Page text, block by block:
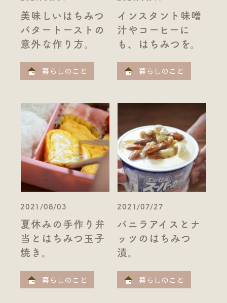
美味しいはちみつ
バタートーストの
意外な作り方。
暮らしのこと
インスタント味噌
汁やコーヒーに
も、はちみつを。
暮らしのこと
2021/08/03
夏休みの手作り弁
当とはちみつ玉子
焼き。
暮らしのこと
2021/07/27
バニラアイスとナ
ッツのはちみつ
漬。
暮らしのこと